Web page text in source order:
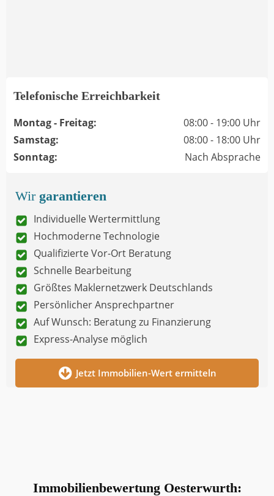
Telefonische Erreichbarkeit
Montag - Freitag:
08:00 - 19:00 Uhr
Samstag:
08:00 - 18:00 Uhr
Sonntag:
Nach Absprache
Wir garantieren
Individuelle Wertermittlung
Hochmoderne Technologie
Qualifizierte Vor-Ort Beratung
Schnelle Bearbeitung
Größtes Maklernetzwerk Deutschlands
Persönlicher Ansprechpartner
Auf Wunsch: Beratung zu Finanzierung
Express-Analyse möglich
Jetzt Immobilien-Wert ermitteln
Immobilienbewertung Oesterwurth: